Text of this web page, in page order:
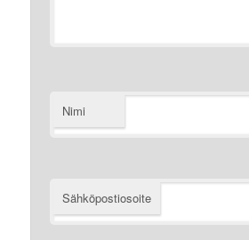
Nimi
Sähköpostiosoite